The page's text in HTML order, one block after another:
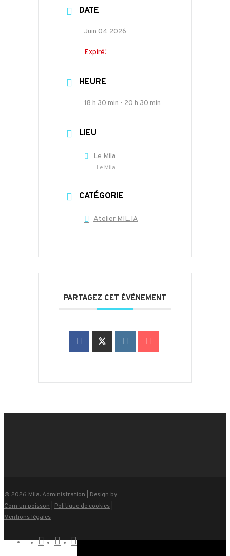
DATE
Juin 04 2026
Expiré!
HEURE
18 h 30 min - 20 h 30 min
LIEU
Le Mila
Le Mila
CATÉGORIE
Atelier MIL.IA
PARTAGEZ CET ÉVÉNEMENT
© 2026 Mila. Administration | Design by
Com un poisson
Politique de cookies
Mentions légales
x-
facebookinstagram
email